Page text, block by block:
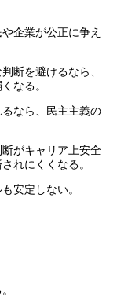
企業が公正に争え
断を避けるなら、
なる。
なら、民主主義の
がキャリア上安全
れにくくなる。
安定しない。